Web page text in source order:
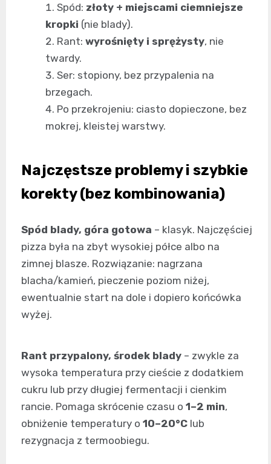
Spód: złoty + miejscami ciemniejsze
kropki (nie blady).
Rant: wyrośnięty i sprężysty, nie
twardy.
Ser: stopiony, bez przypalenia na
brzegach.
Po przekrojeniu: ciasto dopieczone, bez
mokrej, kleistej warstwy.
Najczęstsze problemy i szybkie
korekty (bez kombinowania)
Spód blady, góra gotowa – klasyk. Najczęściej
pizza była na zbyt wysokiej półce albo na
zimnej blasze. Rozwiązanie: nagrzana
blacha/kamień, pieczenie poziom niżej,
ewentualnie start na dole i dopiero końcówka
wyżej.
Rant przypalony, środek blady – zwykle za
wysoka temperatura przy cieście z dodatkiem
cukru lub przy długiej fermentacji i cienkim
rancie. Pomaga skrócenie czasu o 1–2 min,
obniżenie temperatury o 10–20°C lub
rezygnacja z termoobiegu.